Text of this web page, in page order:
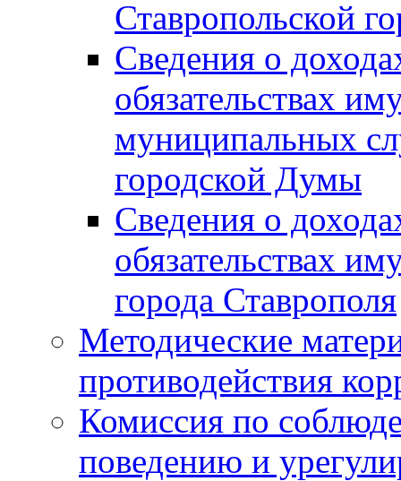
Ставропольской
Сведения о
обязательствах
муниципальных
городской Думы
Сведения о
обязательствах
города Ставрополя
Методические
противодействия
Комиссия по
поведению и